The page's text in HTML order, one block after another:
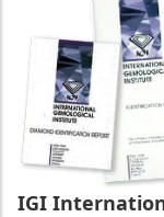
IGI